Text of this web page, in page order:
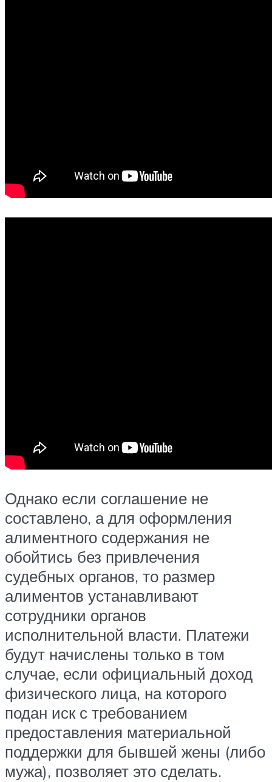
Однако если соглашение не
составлено, а для оформления
алиментного содержания не
обойтись без привлечения
судебных органов, то размер
алиментов устанавливают
сотрудники органов
исполнительной власти. Платежи
будут начислены только в том
случае, если официальный доход
физического лица, на которого
подан иск с требованием
предоставления материальной
поддержки для бывшей жены (либо
мужа), позволяет это сделать.